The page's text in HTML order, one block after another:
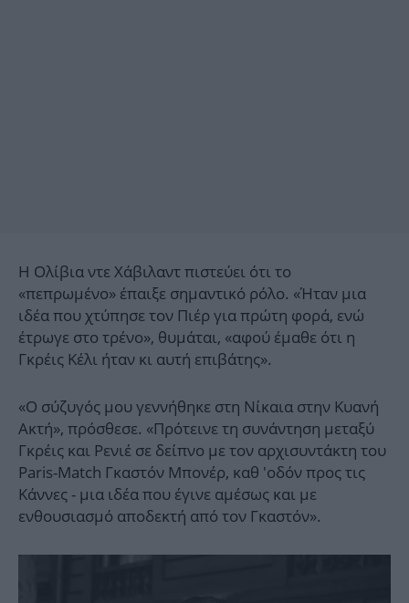
Η Ολίβια ντε Χάβιλαντ πιστεύει ότι το
«πεπρωμένο» έπαιξε σημαντικό ρόλο. «Ήταν μια
ιδέα που χτύπησε τον Πιέρ για πρώτη φορά, ενώ
έτρωγε στο τρένο», θυμάται, «αφού έμαθε ότι η
Γκρέις Κέλι ήταν κι αυτή επιβάτης».
«Ο σύζυγός μου γεννήθηκε στη Νίκαια στην Κυανή
Ακτή», πρόσθεσε. «Πρότεινε τη συνάντηση μεταξύ
Γκρέις και Ρενιέ σε δείπνο με τον αρχισυντάκτη του
Paris-Match Γκαστόν Μπονέρ, καθ 'οδόν προς τις
Κάννες - μια ιδέα που έγινε αμέσως και με
ενθουσιασμό αποδεκτή από τον Γκαστόν».